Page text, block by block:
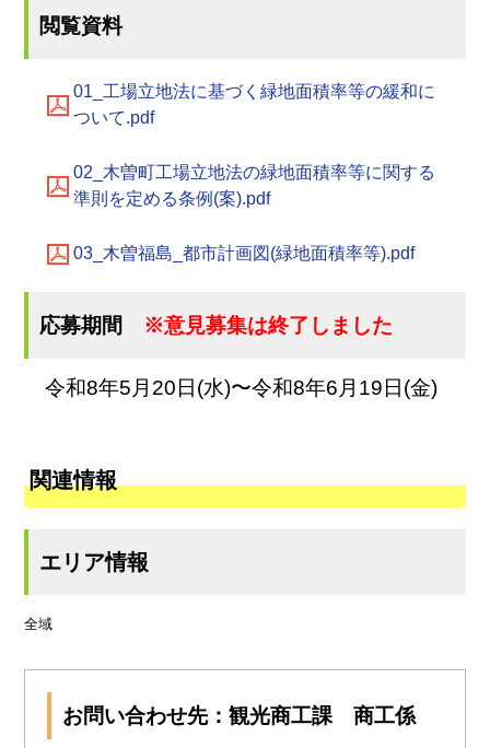
閲覧資料
01_工場立地法に基づく緑地面積率等の緩和に
ついて.pdf
02_木曽町工場立地法の緑地面積率等に関する
準則を定める条例(案).pdf
03_木曽福島_都市計画図(緑地面積率等).pdf
応募期間 ※意見募集は終了しました
令和8年5月20日(水)〜令和8年6月19日(金)
関連情報
エリア情報
全域
お問い合わせ先：観光商工課 商工係